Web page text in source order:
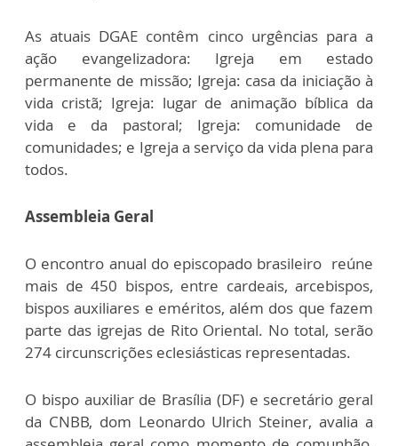
As atuais DGAE contêm cinco urgências para a
ação evangelizadora: Igreja em estado
permanente de missão; Igreja: casa da iniciação à
vida cristã; Igreja: lugar de animação bíblica da
vida e da pastoral; Igreja: comunidade de
comunidades; e Igreja a serviço da vida plena para
todos.
Assembleia Geral
O encontro anual do episcopado brasileiro reúne
mais de 450 bispos, entre cardeais, arcebispos,
bispos auxiliares e eméritos, além dos que fazem
parte das igrejas de Rito Oriental. No total, serão
274 circunscrições eclesiásticas representadas.
O bispo auxiliar de Brasília (DF) e secretário geral
da CNBB, dom Leonardo Ulrich Steiner, avalia a